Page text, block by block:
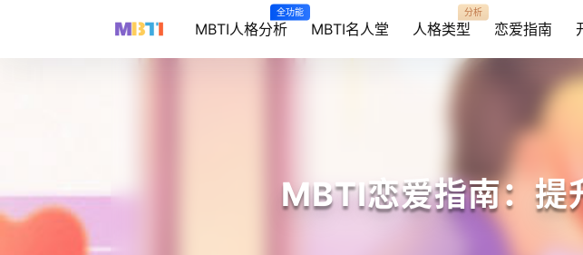
MBTI人格分析
全功能
MBTI名人堂 人格类型
分析
恋爱指南
MBTI恋爱指南：提